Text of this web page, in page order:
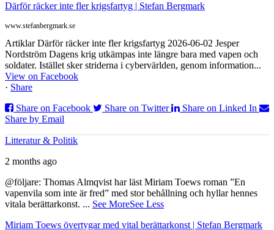
Därför räcker inte fler krigsfartyg | Stefan Bergmark
www.stefanbergmark.se
Artiklar Därför räcker inte fler krigsfartyg 2026-06-02 Jesper
Nordström Dagens krig utkämpas inte längre bara med vapen och
soldater. Istället sker striderna i cybervärlden, genom information...
View on Facebook
· Share
Share on Facebook
Share on Twitter
Share on Linked In
Share by Email
Litteratur & Politik
2 months ago
@följare: Thomas Almqvist har läst Miriam Toews roman ”En
vapenvila som inte är fred” med stor behållning och hyllar hennes
vitala berättarkonst. ... See MoreSee Less
Miriam Toews övertygar med vital berättarkonst | Stefan Bergmark